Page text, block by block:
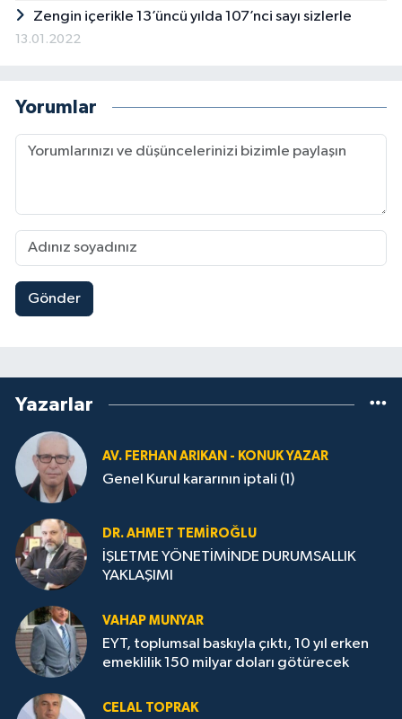
Zengin içerikle 13’üncü yılda 107’nci sayı sizlerle
13.01.2022
Yorumlar
Gönder
Yazarlar
AV. FERHAN ARIKAN - KONUK YAZAR
Genel Kurul kararının iptali (1)
DR. AHMET TEMİROĞLU
İŞLETME YÖNETİMİNDE DURUMSALLIK
YAKLAŞIMI
VAHAP MUNYAR
EYT, toplumsal baskıyla çıktı, 10 yıl erken
emeklilik 150 milyar doları götürecek
CELAL TOPRAK